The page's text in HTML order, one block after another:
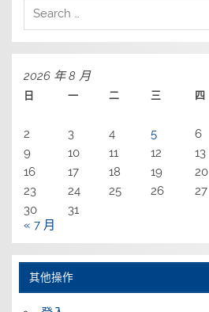
2026 年 8 月
日 一 二 三 四
2
3 4 5 6
9
10 11 12 13
16
17 18 19 20
23
24 25 26 27
30
31
« 7 月
其他操作